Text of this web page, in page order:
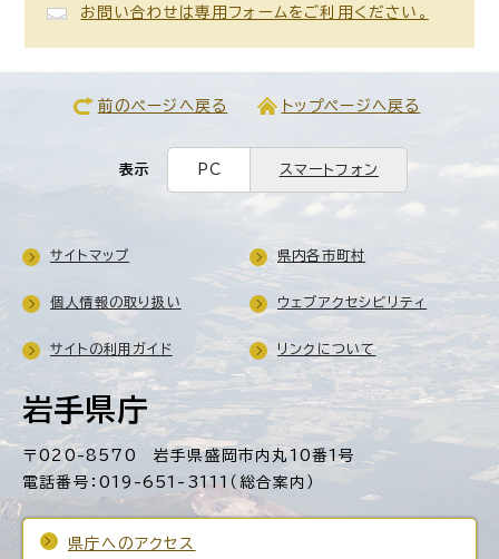
お問い合わせは専用フォームをご利用ください。
前のページへ戻る トップページへ戻る
表示 PC スマートフォン
岩手県庁
〒020-8570 岩手県盛岡市内丸10番1号
電話番号：019-651-3111（総合案内）
県庁へのアクセス
サイトマップ 県内各市町村
個人情報の取り扱い ウェブアクセシビリティ
サイトの利用ガイド リンクについて